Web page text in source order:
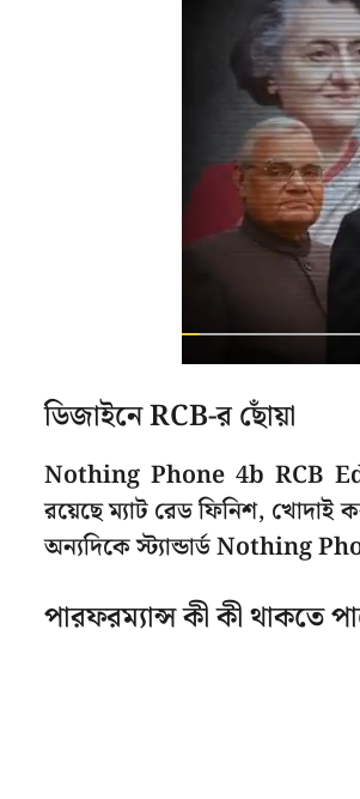
ডিজাইনে RCB-র ছোঁয়া
Nothing Phone 4b RCB
রয়েছে ম্যাট রেড ফিনিশ, খোদাই
অন্যদিকে স্ট্যান্ডার্ড Nothing
পারফরম্যান্স কী কী থাকতে